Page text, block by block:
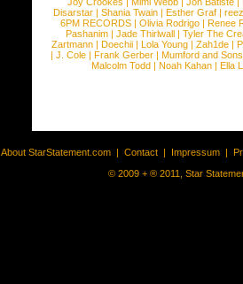
Disarstar | Shania Twain | Esther Graf |
6PM RECORDS | Olivia Rodrigo | Renee
Pashanim |Jade Thirlwall |Tyler The
Zartmann | Doechii | Lola Young | Zah1de |
| J. Cole | Frank Gerber | Mumford and Sons
Malcolm Todd | Noah Kahan | Ella
About StarStatement.com | Contact | Impressum |
© 2009 + ® 2011, Star